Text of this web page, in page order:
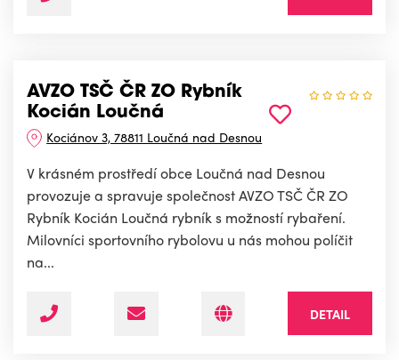
AVZO TSČ ČR ZO Rybník
Kocián Loučná
Kociánov 3, 78811 Loučná nad Desnou
V krásném prostředí obce Loučná nad Desnou
provozuje a spravuje společnost AVZO TSČ ČR ZO
Rybník Kocián Loučná rybník s možností rybaření.
Milovníci sportovního rybolovu u nás mohou políčit
na...
DETAIL